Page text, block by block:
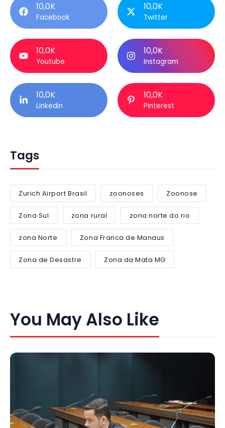
10,0K
Facebook
10,0K
Twitter
10,0K
Youtube
10,0K
Instagram
10,0K
Linkedin
10,0K
Pinterest
Tags
Zurich Airport Brasil zoonoses Zoonose
Zona Sul zona rural zona norte do rio
zona Norte Zona Franca de Manaus
Zona de Desastre Zona da Mata MG
You May Also Like